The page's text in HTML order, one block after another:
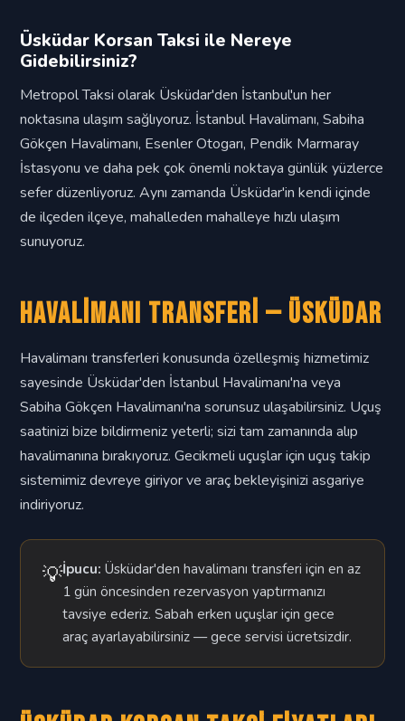
Üsküdar Korsan Taksi ile Nereye
Gidebilirsiniz?
Metropol Taksi olarak Üsküdar'den İstanbul'un her
noktasına ulaşım sağlıyoruz. İstanbul Havalimanı, Sabiha
Gökçen Havalimanı, Esenler Otogarı, Pendik Marmaray
İstasyonu ve daha pek çok önemli noktaya günlük yüzlerce
sefer düzenliyoruz. Aynı zamanda Üsküdar'in kendi içinde
de ilçeden ilçeye, mahalleden mahalleye hızlı ulaşım
sunuyoruz.
Havalimanı Transferi — Üsküdar
Havalimanı transferleri konusunda özelleşmiş hizmetimiz
sayesinde Üsküdar'den İstanbul Havalimanı'na veya
Sabiha Gökçen Havalimanı'na sorunsuz ulaşabilirsiniz. Uçuş
saatinizi bize bildirmeniz yeterli; sizi tam zamanında alıp
havalimanına bırakıyoruz. Gecikmeli uçuşlar için uçuş takip
sistemimiz devreye giriyor ve araç bekleyişinizi asgariye
indiriyoruz.
💡İpucu: Üsküdar'den havalimanı transferi için en az
1 gün öncesinden rezervasyon yaptırmanızı
tavsiye ederiz. Sabah erken uçuşlar için gece
araç ayarlayabilirsiniz — gece servisi ücretsizdir.